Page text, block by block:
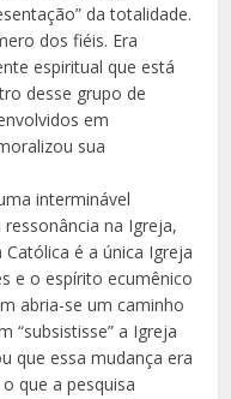
da totalidade.
dos fiéis. Era
espiritual que está
desse grupo de
em
sua
interminável
na Igreja,
é a única Igreja
e o espírito ecumênico
abria-se um caminho
“subsistisse” a Igreja
que essa mudança era
que a pesquisa